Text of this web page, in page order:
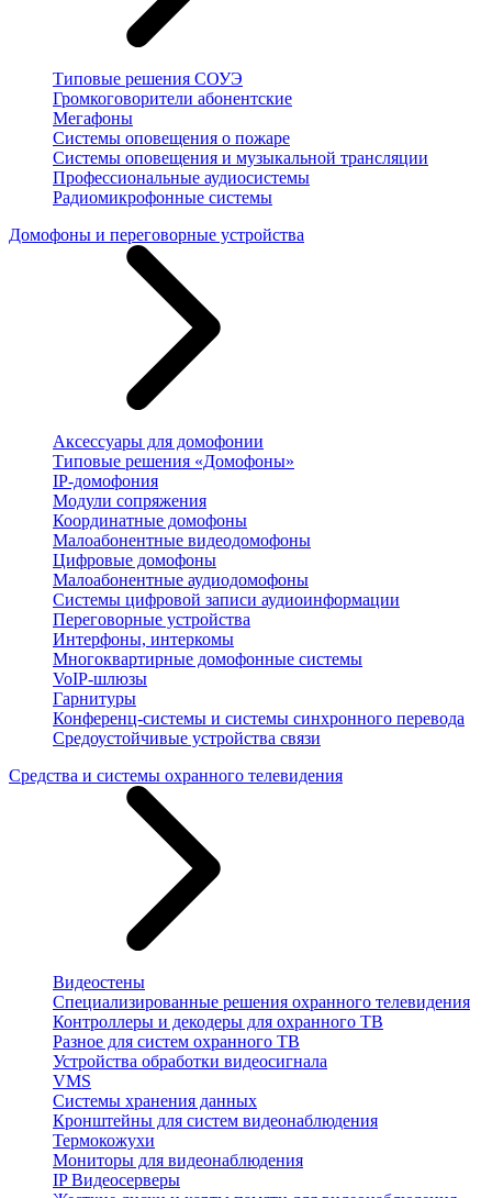
Типовые решения СОУЭ
Громкоговорители абонентские
Мегафоны
Системы оповещения о пожаре
Системы оповещения и музыкальной трансляции
Профессиональные аудиосистемы
Радиомикрофонные системы
Домофоны и переговорные устройства
Аксессуары для домофонии
Типовые решения «Домофоны»
IP-домофония
Модули сопряжения
Координатные домофоны
Малоабонентные видеодомофоны
Цифровые домофоны
Малоабонентные аудиодомофоны
Системы цифровой записи аудиоинформации
Переговорные устройства
Интерфоны, интеркомы
Многоквартирные домофонные системы
VoIP-шлюзы
Гарнитуры
Конференц-системы и системы синхронного перевода
Средоустойчивые устройства связи
Средства и системы охранного телевидения
Видеостены
Специализированные решения охранного телевидения
Контроллеры и декодеры для охранного ТВ
Разное для систем охранного ТВ
Устройства обработки видеосигнала
VMS
Системы хранения данных
Кронштейны для систем видеонаблюдения
Термокожухи
Мониторы для видеонаблюдения
IP Видеосерверы